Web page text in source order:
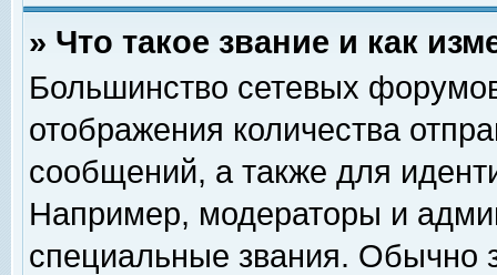
» Что такое звание и как
Большинство сетевых
отображения количества
сообщений, а также для
Например, модераторы и
специальные звания. Обычно